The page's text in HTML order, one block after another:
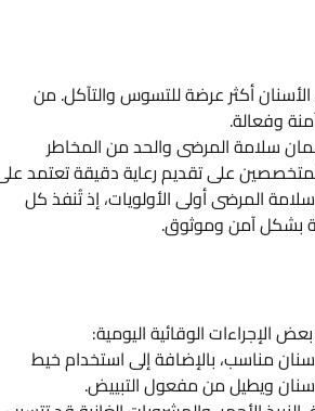
أكثر عرضة للتسوس والتآكل. من
وفعالة.
سلامة المرضى والحد من المخاطر
على تقديم رعاية دقيقة تعتمد
المرضى أولى الأولويات، إذ تُنفذ كل
بشكل آمن وموثوق.
الإجراءات الوقائية اليومية:
مناسب، بالإضافة إلى استخدام خيط
ويطيل من مفعول التبييض.